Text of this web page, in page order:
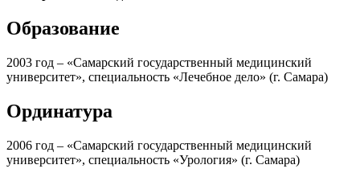
Образование
2003 год – «Самарский государственный медицинский
университет», специальность «Лечебное дело» (г. Самара)
Ординатура
2006 год – «Самарский государственный медицинский
университет», специальность «Урология» (г. Самара)